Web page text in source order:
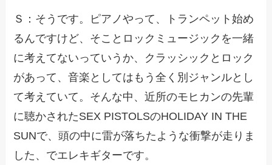
Ｓ：そうです。ピアノやって、トランペット始め
るんですけど、そことロックミュージックを一緒
に考えてないっていうか、クラッシックとロック
があって、音楽としてはもう全く別ジャンルとし
て考えていて。そんな中、近所のモヒカンの先輩
に聴かされたSEX PISTOLSのHOLIDAY IN THE
SUNで、頭の中に雷が落ちたような衝撃が走りま
した、でエレキギターです。